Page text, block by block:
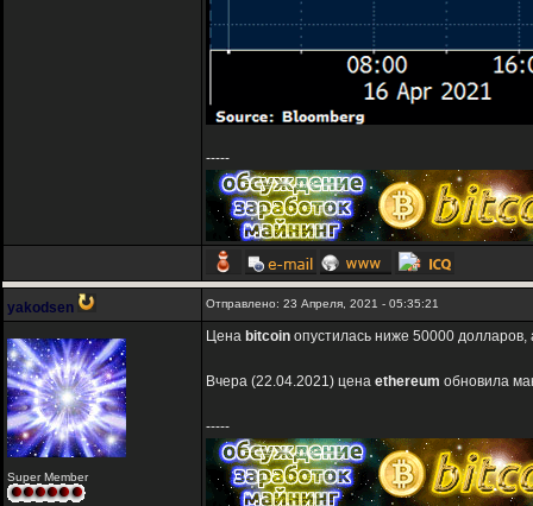
-----
yakodsen Отправлено: 23 Апреля, 2021 - 05:35:21
Super Member
Цена bitcoin опустилась ниже 50000
Вчера (22.04.2021) цена ethereum обновила
-----